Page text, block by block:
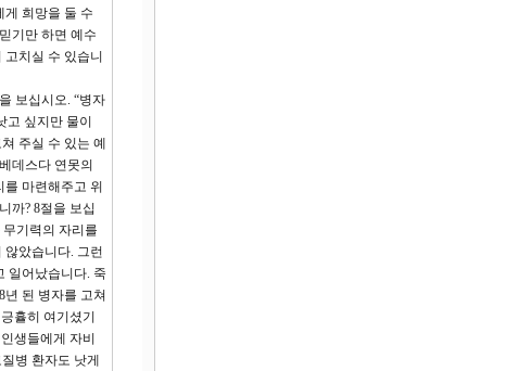
게 희망을 둘 수
기만 하면 예수
치실 수 있습니
보십시오. “병자
싶지만 물이
주실 수 있는 예
데스다 연못의
마련해주고 위
까? 8절을 보십
기력의 자리를
았습니다. 그런
일어났습니다. 죽
된 병자를 고쳐
휼히 여기셨기
생들에게 자비
병 환자도 낫게